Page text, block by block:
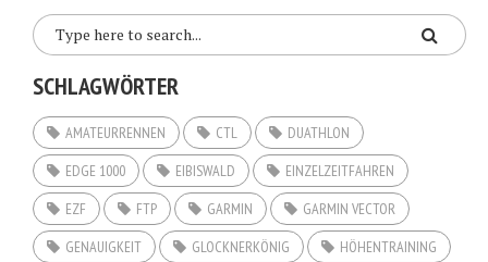
SCHLAGWÖRTER
AMATEURRENNEN CTL
DUATHLON
EDGE 1000
EIBISWALD
EINZELZEITFAHREN
EZF
FTP GARMIN
GARMIN VECTOR
GENAUIGKEIT
GLOCKNERKÖNIG
HÖHENTRAINING